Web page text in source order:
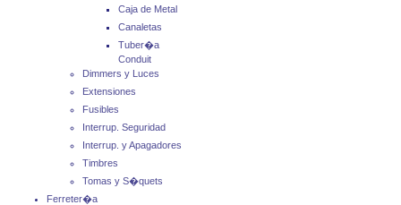
Caja de Metal
Canaletas
Tuber�a
Conduit
Dimmers y Luces
Extensiones
Fusibles
Interrup. Seguridad
Interrup. y Apagadores
Timbres
Tomas y S�quets
Ferreter�a